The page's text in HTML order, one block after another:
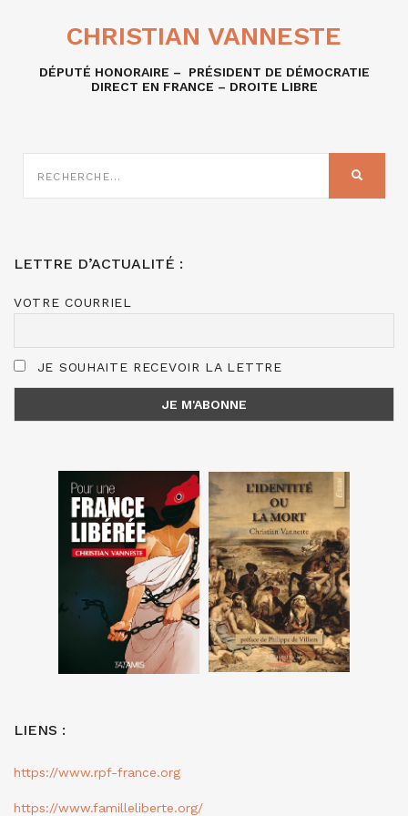
CHRISTIAN VANNESTE
DÉPUTÉ HONORAIRE – PRÉSIDENT DE DÉMOCRATIE
DIRECT EN FRANCE – DROITE LIBRE
SUR
LETTRE D’ACTUALITÉ :
VOTRE COURRIEL
JE SOUHAITE RECEVOIR LA LETTRE
LIENS :
https://www.rpf-france.org
https://www.familleliberte.org/